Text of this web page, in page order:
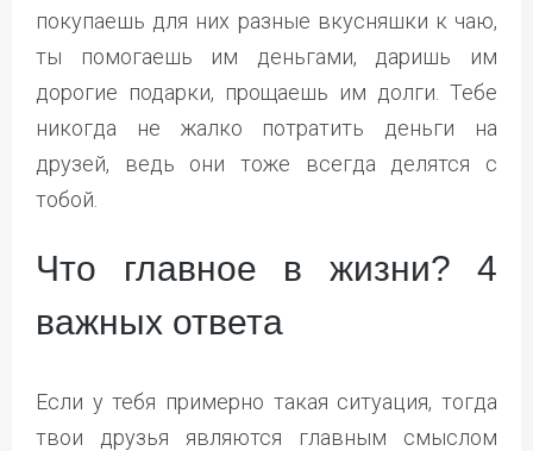
покупаешь для них разные вкусняшки к чаю,
ты помогаешь им деньгами, даришь им
дорогие подарки, прощаешь им долги. Тебе
никогда не жалко потратить деньги на
друзей, ведь они тоже всегда делятся с
тобой.
Что главное в жизни? 4
важных ответа
Если у тебя примерно такая ситуация, тогда
твои друзья являются главным смыслом